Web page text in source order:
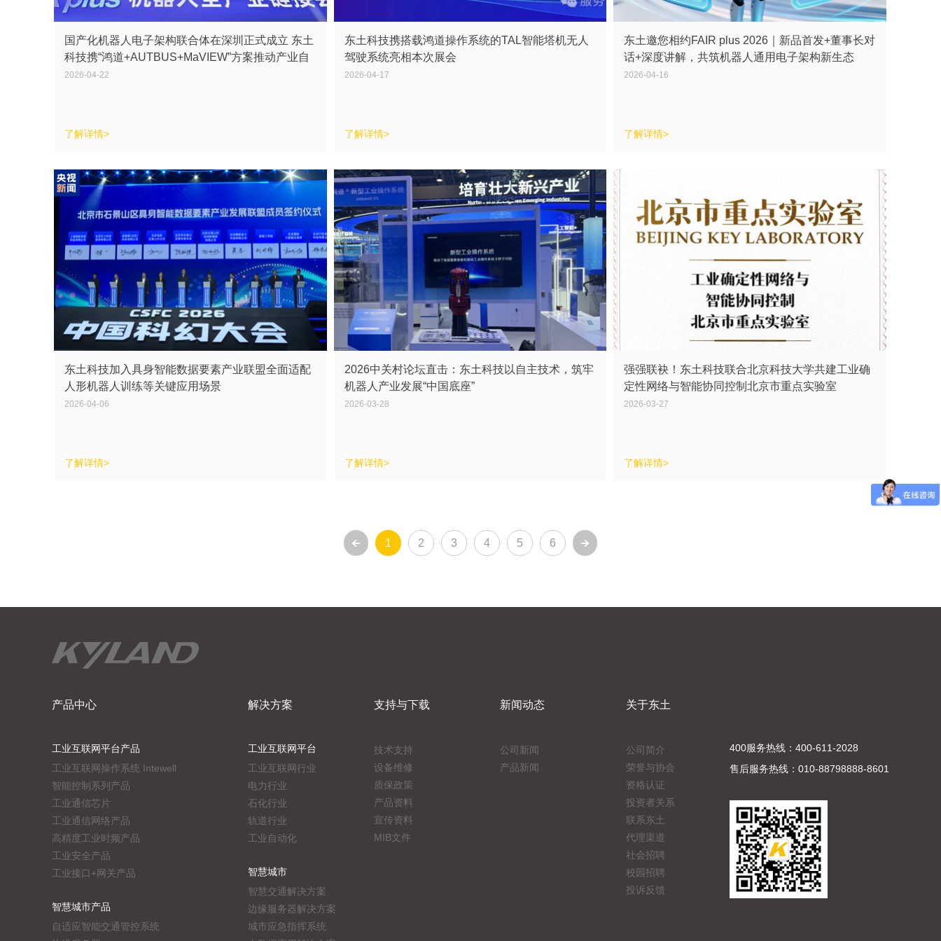
国产化机器人电子架构联合体在深圳正式成立 东土
科技携“鸿道+AUTBUS+MaVIEW”方案推动产业自
主可控
2026-04-22
了解详情>
东土科技携搭载鸿道操作系统的TAL智能塔机无人
驾驶系统亮相本次展会
2026-04-17
了解详情>
东土邀您相约FAIR plus 2026｜新品首发+董事长对
话+深度讲解，共筑机器人通用电子架构新生态
2026-04-16
了解详情>
东土科技加入具身智能数据要素产业联盟全面适配
人形机器人训练等关键应用场景
2026-04-06
了解详情>
2026中关村论坛直击：东土科技以自主技术，筑牢
机器人产业发展“中国底座”
2026-03-28
了解详情>
强强联袂！东土科技联合北京科技大学共建工业确
定性网络与智能协同控制北京市重点实验室
2026-03-27
了解详情>
1 2 3 4 5 6
400服务热线：400-611-2028
售后服务热线：010-88798888-8601
产品中心
工业互联网平台产品
工业互联网操作系统 Intewell
智能控制系列产品
工业通信芯片
工业通信网络产品
高精度工业时频产品
工业安全产品
工业接口+网关产品
智慧城市产品
自适应智能交通管控系统
解决方案
工业互联网平台
工业互联网行业
电力行业
石化行业
轨道行业
工业自动化
智慧城市
智慧交通解决方案
边缘服务器解决方案
城市应急指挥系统
支持与下载
技术支持
设备维修
质保政策
产品资料
宣传资料
MIB文件
新闻动态
公司新闻
产品新闻
关于东土
公司简介
荣誉与协会
资格认证
投资者关系
联系东土
代理渠道
社会招聘
校园招聘
投诉反馈